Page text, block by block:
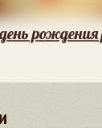
рождения